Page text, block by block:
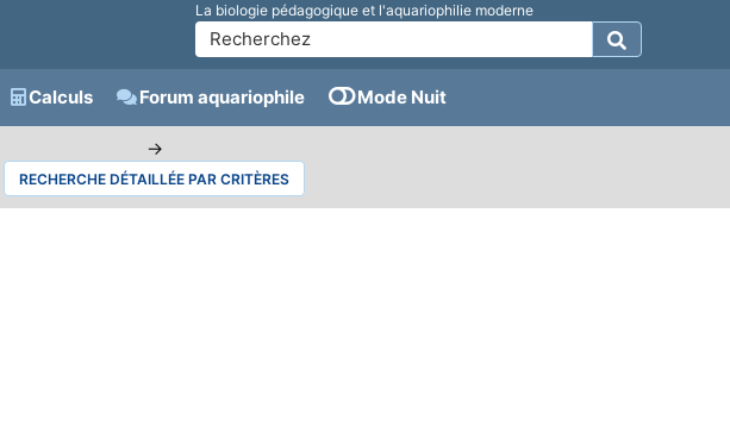
La biologie pédagogique et l'aquariophilie moderne
Calculs Forum aquariophile Mode Nuit
→
RECHERCHE DÉTAILLÉE PAR CRITÈRES